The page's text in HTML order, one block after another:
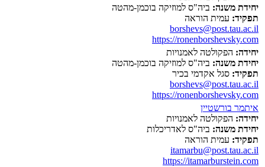
יחידת משנה: ביה"ס למוזיקה בוכמן-מהטה
תפקיד: עמית הוראה
borshevs@post.tau.ac.il
https://ronenborshevsky.com
יחידה: הפקולטה לאמנויות
יחידת משנה: ביה"ס למוזיקה בוכמן-מהטה
תפקיד: סגל אקדמי בכיר
borshevs@post.tau.ac.il
https://ronenborshevsky.com
איתמר בורשטיין
יחידה: הפקולטה לאמנויות
יחידת משנה: ביה"ס לאדריכלות
תפקיד: עמית הוראה
itamarbu@post.tau.ac.il
https://itamarburstein.com